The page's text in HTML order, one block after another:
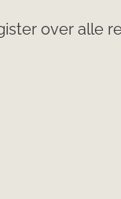
over alle